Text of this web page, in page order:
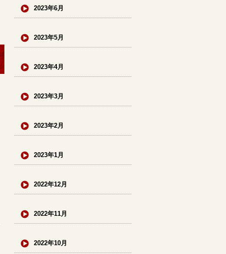
2023年6月
2023年5月
2023年4月
2023年3月
2023年2月
2023年1月
2022年12月
2022年11月
2022年10月